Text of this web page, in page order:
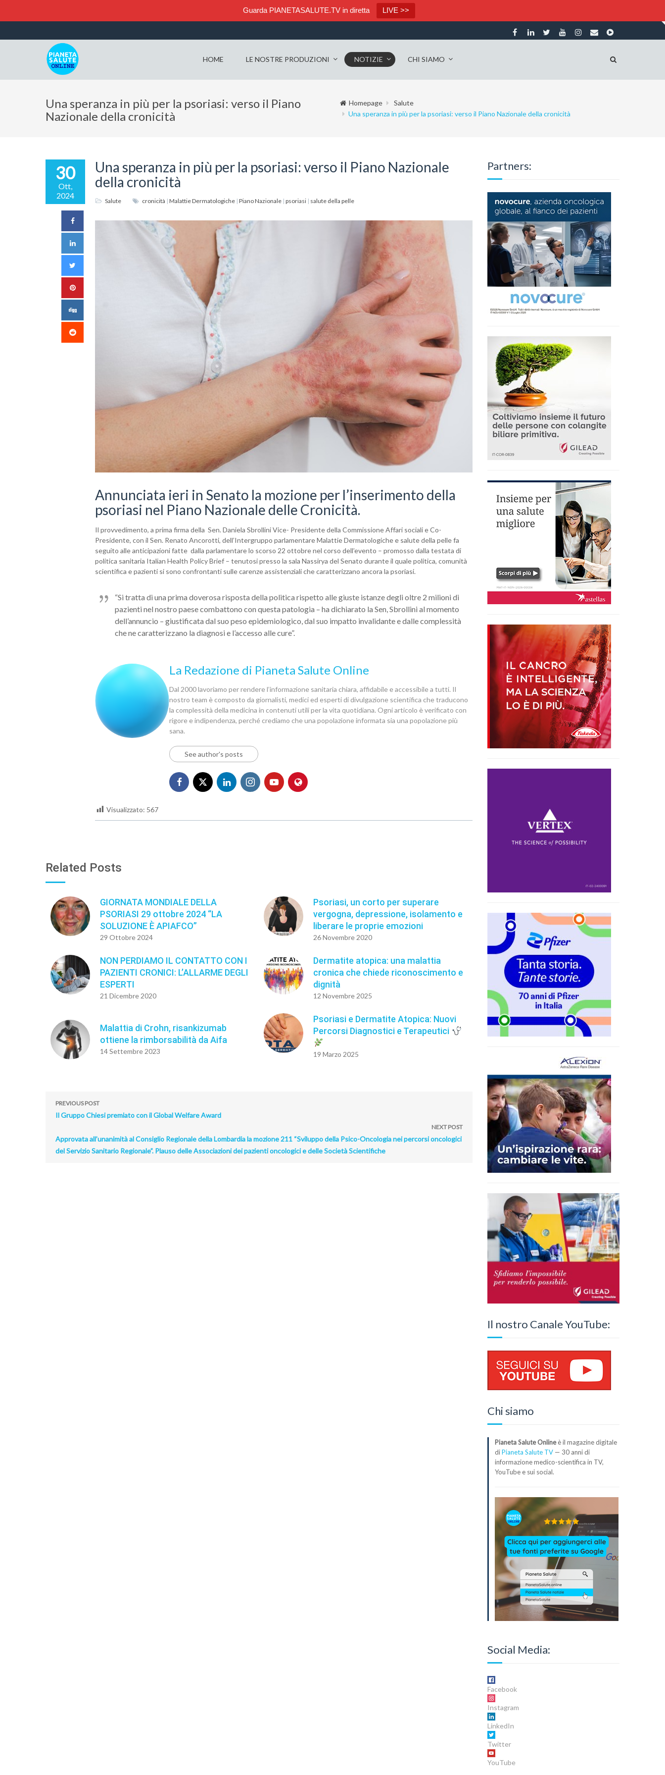
Guarda PIANETASALUTE.TV in diretta LIVE >>
HOME LE NOSTRE PRODUZIONI NOTIZIE CHI SIAMO
Una speranza in più per la psoriasi: verso il Piano
Nazionale della cronicità
Homepage
Salute
Una speranza in più per la psoriasi: verso il Piano Nazionale della cronicità
30
Ott,
2024
Una speranza in più per la psoriasi: verso il Piano Nazionale
della cronicità
Salute cronicità | Malattie Dermatologiche | Piano Nazionale | psoriasi | salute della pelle
Annunciata ieri in Senato la mozione per l’inserimento della
psoriasi nel Piano Nazionale delle Cronicità.
Il provvedimento, a prima firma della Sen. Daniela Sbrollini Vice- Presidente della Commissione Affari sociali e Co-
Presidente, con il Sen. Renato Ancorotti, dell’Intergruppo parlamentare Malattie Dermatologiche e salute della pelle fa
seguito alle anticipazioni fatte dalla parlamentare lo scorso 22 ottobre nel corso dell’evento – promosso dalla testata di
politica sanitaria Italian Health Policy Brief – tenutosi presso la sala Nassirya del Senato durante il quale politica, comunità
scientifica e pazienti si sono confrontanti sulle carenze assistenziali che caratterizzano ancora la psoriasi.
“Si tratta di una prima doverosa risposta della politica rispetto alle giuste istanze degli oltre 2 milioni di
pazienti nel nostro paese combattono con questa patologia – ha dichiarato la Sen, Sbrollini al momento
dell’annuncio – giustificata dal suo peso epidemiologico, dal suo impatto invalidante e dalle complessità
che ne caratterizzano la diagnosi e l’accesso alle cure”.
La Redazione di Pianeta Salute Online
Dal 2000 lavoriamo per rendere l’informazione sanitaria chiara, affidabile e accessibile a tutti. Il
nostro team è composto da giornalisti, medici ed esperti di divulgazione scientifica che traducono
la complessità della medicina in contenuti utili per la vita quotidiana. Ogni articolo è verificato con
rigore e indipendenza, perché crediamo che una popolazione informata sia una popolazione più
sana.
See author's posts
Visualizzato: 567
Related Posts
GIORNATA MONDIALE DELLA
PSORIASI 29 ottobre 2024 “LA
SOLUZIONE È APIAFCO”
29 Ottobre 2024
Psoriasi, un corto per superare
vergogna, depressione, isolamento e
liberare le proprie emozioni
26 Novembre 2020
NON PERDIAMO IL CONTATTO CON I
PAZIENTI CRONICI: L’ALLARME DEGLI
ESPERTI
21 Dicembre 2020
Dermatite atopica: una malattia
cronica che chiede riconoscimento e
dignità
12 Novembre 2025
Malattia di Crohn, risankizumab
ottiene la rimborsabilità da Aifa
14 Settembre 2023
Psoriasi e Dermatite Atopica: Nuovi
Percorsi Diagnostici e Terapeutici
19 Marzo 2025
PREVIOUS POST
Il Gruppo Chiesi premiato con il Global Welfare Award
NEXT POST
Approvata all’unanimità al Consiglio Regionale della Lombardia la mozione 211 “Sviluppo della Psico-Oncologia nei percorsi oncologici
del Servizio Sanitario Regionale”. Plauso delle Associazioni dei pazienti oncologici e delle Società Scientifiche
Partners:
Il nostro Canale YouTube:
Chi siamo
Pianeta Salute Onlineè il magazine digitale
diPianeta Salute TV— 30 anni di
informazione medico-scientifica in TV,
YouTube e sui social.
Social Media:
Facebook
Instagram
LinkedIn
Twitter
YouTube